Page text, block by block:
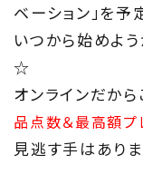
トップページ
About
ベーション」を予
いつから始めよ
☆
オンラインだから
品点数＆最高額プ
見逃す手はあり